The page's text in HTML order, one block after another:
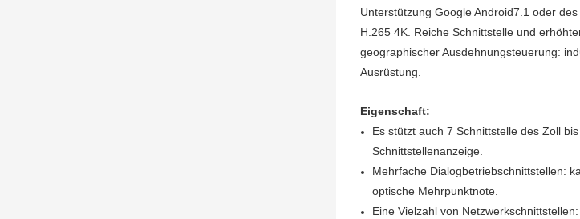
Unterstützung Google Android7.1 oder
H.265 4K. Reiche Schnittstelle und
geographischer Ausdehnungsteuerung:
Ausrüstung.
Eigenschaft:
Es stützt auch 7 Schnittstelle des Zoll
Schnittstellenanzeige.
Mehrfache Dialogbetriebschnittstellen:
optische Mehrpunktnote.
Eine Vielzahl von